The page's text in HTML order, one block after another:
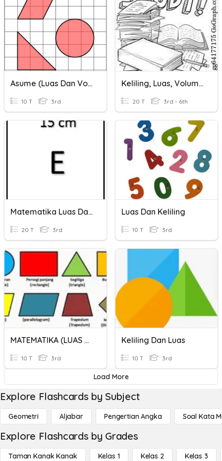
Asume (Luas Dan Volume)
10 T 3rd
Keliling, Luas, Volume, Simetri Lipat Dan Putar
20 T 3rd - 6th
Matematika Luas Dan Keliling Kelas 3
20 T 3rd
Luas Dan Keliling
10 T 3rd
MATEMATIKA (LUAS PERSEGI DAN PERSEGI PANJANG)
10 T 3rd
Keliling Dan Luas
10 T 3rd
Load More
Explore Flashcards by Subject
Geometri Aljabar Pengertian Angka Soal Kata
Explore Flashcards by Grades
Taman Kanak Kanak Kelas 1 Kelas 2 Kelas 3